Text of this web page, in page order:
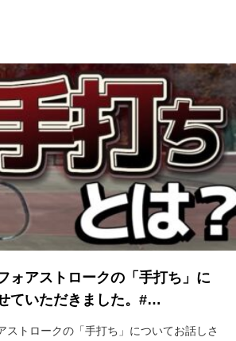
ォアストロークの「手打ち」に
ていただきました。#…
ストロークの「手打ち」についてお話しさ